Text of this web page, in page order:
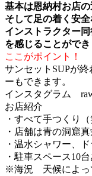
基本は恩納村お店の
そして足の着く安
インストラクター
を感じることができ
ここがポイント！
サンセットSUPが
ーもできます。
インスタグラム
お店紹介
・すべて手つくり（
・店舗は青の洞窟
・温水シャワー、
・駐車スペース10台
※海況 天候によっ